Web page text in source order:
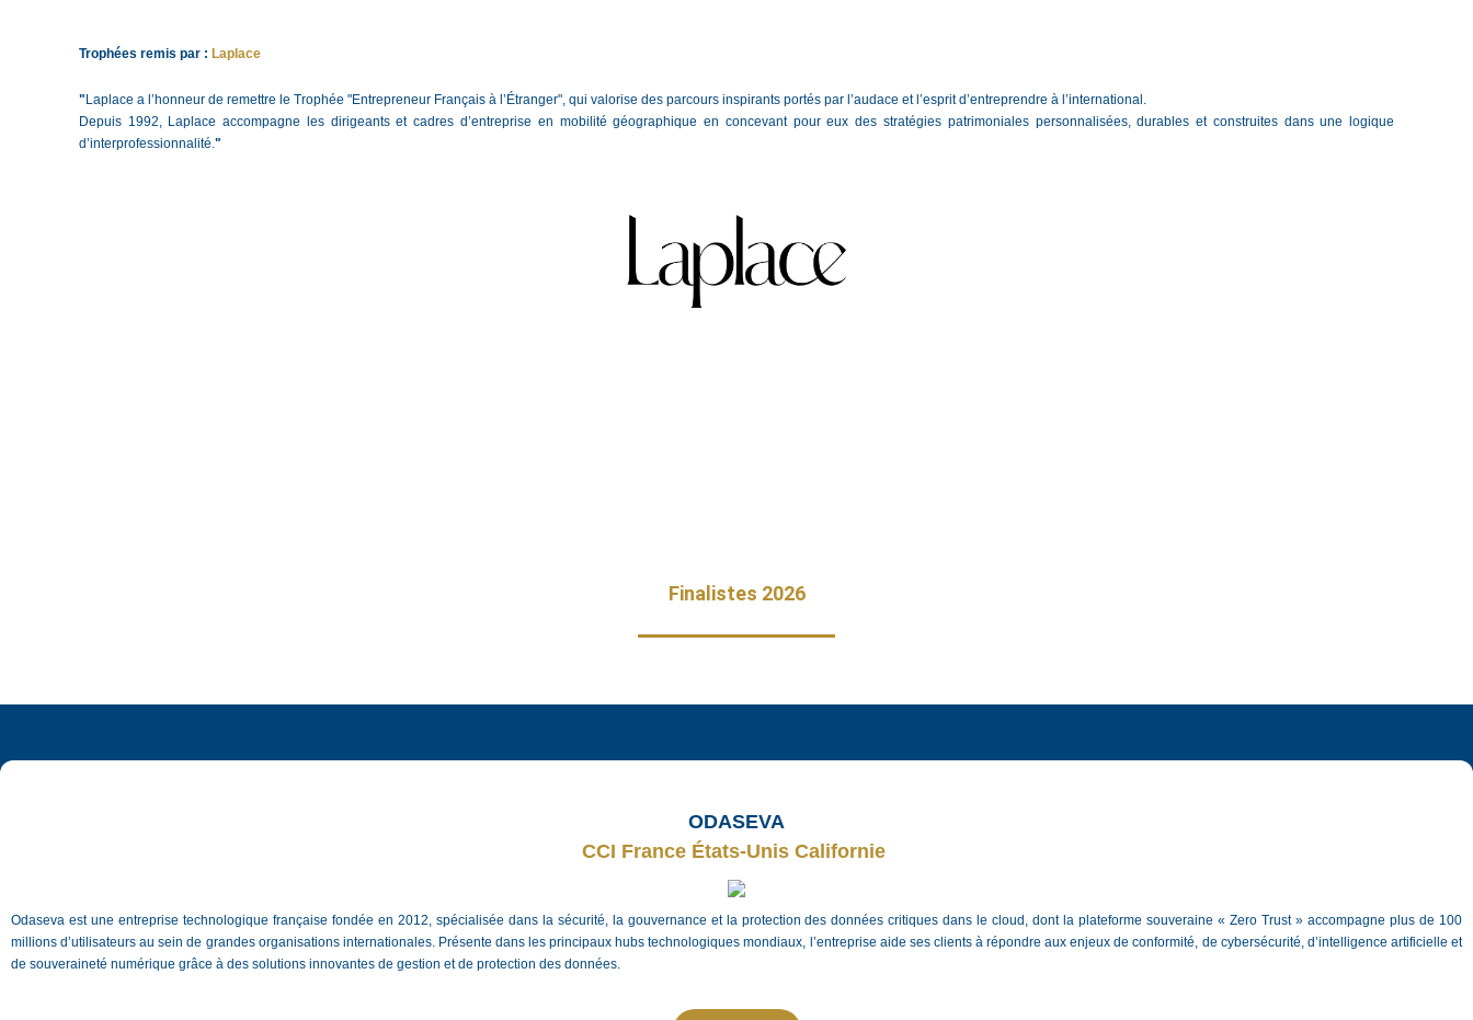
Trophées remis par : Laplace
" Laplace a l’honneur de remettre le Trophée "Entrepreneur Français à l’Étranger", qui valorise des parcours inspirants portés par l’audace et l’esprit d’entreprendre à l’international.
Depuis 1992, Laplace accompagne les dirigeants et cadres d’entreprise en mobilité géographique en concevant pour eux des stratégies patrimoniales personnalisées, durables et construites dans une logique
d’interprofessionnalité."
Finalistes 2026
ODASEVA
CCI France États-Unis Californie
Odaseva est une entreprise technologique française fondée en 2012, spécialisée dans la sécurité, la gouvernance et la protection des données critiques dans le cloud, dont la plateforme souveraine « Zero Trust » accompagne plus de 100
millions d’utilisateurs au sein de grandes organisations internationales. Présente dans les principaux hubs technologiques mondiaux, l’entreprise aide ses clients à répondre aux enjeux de conformité, de cybersécurité, d’intelligence artificielle et
de souveraineté numérique grâce à des solutions innovantes de gestion et de protection des données.